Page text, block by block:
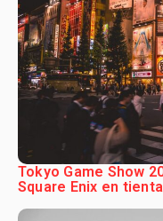
Tokyo Game Show
Square Enix en